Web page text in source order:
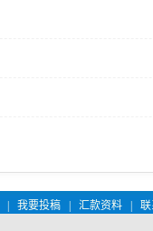
我要投稿 汇款资料